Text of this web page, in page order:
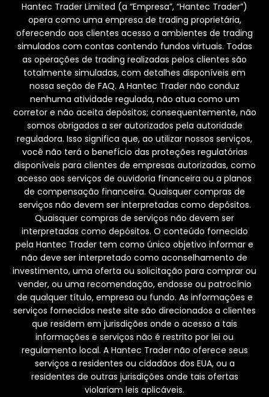
Hantec Trader Limited (a “Empresa”, “Hantec Trader”)
opera como uma empresa de trading proprietária,
oferecendo aos clientes acesso a ambientes de trading
simulados com contas contendo fundos virtuais. Todas
as operações de trading realizadas pelos clientes são
totalmente simuladas, com detalhes disponíveis em
nossa seção de FAQ. A Hantec Trader não conduz
nenhuma atividade regulada, não atua como um
corretor e não aceita depósitos; consequentemente, não
somos obrigados a ser autorizados pela autoridade
reguladora. Isso significa que, ao utilizar nossos serviços,
você não terá o benefício das proteções regulatórias
disponíveis para clientes de empresas autorizadas, como
acesso aos serviços de ouvidoria financeira ou a planos
de compensação financeira. Quaisquer compras de
serviços não devem ser interpretadas como depósitos.
Quaisquer compras de serviços não devem ser
interpretadas como depósitos. O conteúdo fornecido
pela Hantec Trader tem como único objetivo informar e
não deve ser interpretado como aconselhamento de
investimento, uma oferta ou solicitação para comprar ou
vender, ou uma recomendação, endosse ou patrocínio
de qualquer título, empresa ou fundo. As informações e
serviços fornecidos neste site são direcionados a clientes
que residem em jurisdições onde o acesso a tais
informações e serviços não é restrito por lei ou
regulamento local. A Hantec Trader não oferece seus
serviços a residentes ou cidadãos dos EUA, ou a
residentes de outras jurisdições onde tais ofertas
violariam leis aplicáveis.